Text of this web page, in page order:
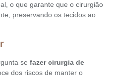
o que garante que o cirurgião
preservando os tecidos ao
se fazer cirurgia de
dos riscos de manter o